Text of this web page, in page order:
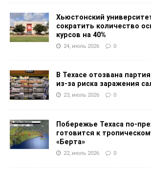
Хьюстонский
сократить количество
курсов на 40%
24, июль 2026 0
В Техасе отозвана
из-за риска заражения
23, июль 2026 0
Побережье Техаса по-
готовится к
«Берта»
22, июль 2026 0